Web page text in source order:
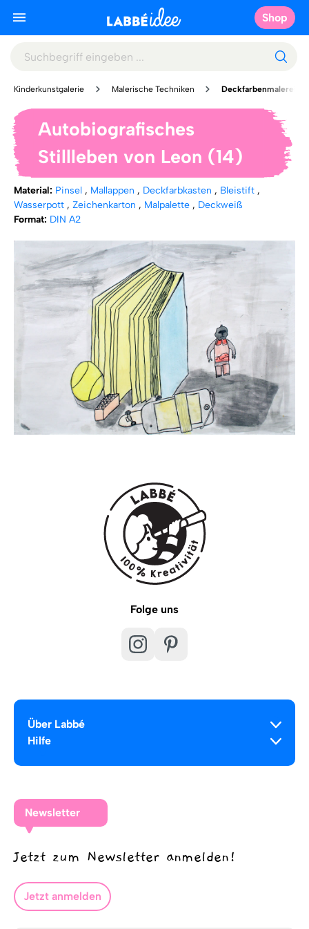
Shop
Kinderkunstgalerie Malerische Techniken Deckfarbenmalerei
Autobiografisches
Stillleben von Leon (14)
Material: Pinsel , Mallappen , Deckfarbkasten , Bleistift ,
Wasserpott , Zeichenkarton , Malpalette , Deckweiß
Format: DIN A2
Folge uns
Über Labbé
Hilfe
Newsletter
Jetzt zum Newsletter anmelden!
Jetzt anmelden